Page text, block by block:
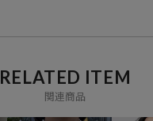
RELATED ITEM
関連商品